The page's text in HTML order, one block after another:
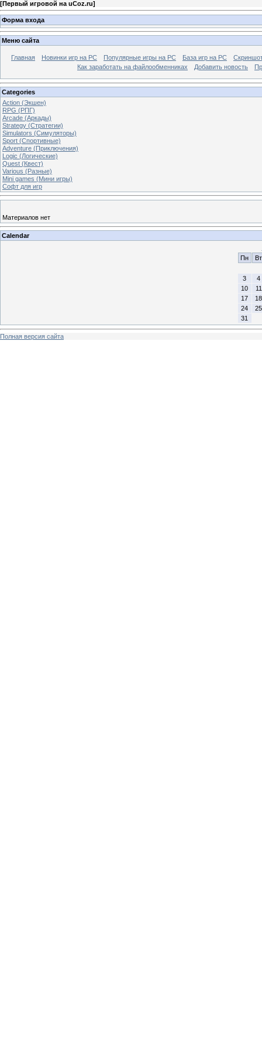
[Первый игровой на uCoz.ru]
Форма входа
Меню сайта
Главная Новинки игр на PC Популярные игры на PC База игр на РС
Как заработать на файлообменниках
Добавить новость
Categories
Action (Экшен)
RPG (РПГ)
Arcade (Аркады)
Strategy (Стратегии)
Simulators (Симуляторы)
Sport (Спортивные)
Adventure (Приключения)
Logic (Логические)
Quest (Квест)
Various (Разные)
Mini games (Мини игры)
Софт для игр
Материалов нет
Calendar
Пн
Вт
3
4
10
11
17
18
24
25
31
Полная версия сайта